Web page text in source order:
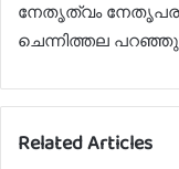
നേതൃത്വം
ചെന്നിത്തല
Related Articles